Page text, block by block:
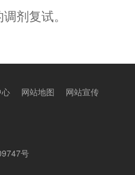
剂复试。
网站地图 网站宣传
号